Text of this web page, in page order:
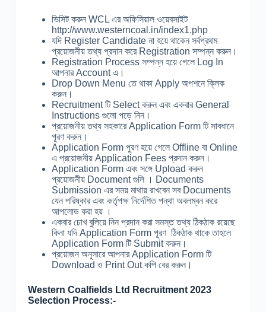
ভিসিট করুন WCL এর অফিসিয়াল ওয়েবসাইট
http://www.westerncoal.in/index1.php
যদি Register Candidate না হয়ে থাকেন সর্বপ্রথম
প্রয়োজনীয় তথ্য প্রদান করে Registration সম্পন্ন করুন।
Registration Process সম্পন্ন হয়ে গেলে Log In
আপনার Account এ।
Drop Down Menu তে থাকা Apply অপশনে ক্লিক
করুন।
Recruitment টি Select করুন এবং একবার General
Instructions গুলো পড়ে নিন।
প্রয়োজনীয় তথ্য সহকারে Application Form টি সাবধানে
পূরণ করুন।
Application Form পুরণ হয়ে গেলে Offline বা Online
এ প্রয়োজনীয় Application Fees প্রদান করুন।
Application Form এবং সঙ্গে Upload করুন
প্রয়োজনীয় Document গুলি । Documents
Submission এর সময় মাথায় রাখবেন সব Documents
যেন পরিষ্কার এবং কর্তৃপক্ষ নির্দেশিত পন্থা অবলম্বন করে
আপলোড করা হয় ।
একবার চোখ বুলিয়ে নিন প্রদান করা সমস্ত তথ্য ঠিকঠাক রয়েছে
কিনা যদি Application Form পূরণ ঠিকঠাক থাকে তাহলে
Application Form টি Submit করুন।
প্রয়োজন অনুসারে আপনার Application Form টি
Download ও Print Out কপি বের করুন।
Western Coalfields Ltd Recruitment 2023
Selection Process:-